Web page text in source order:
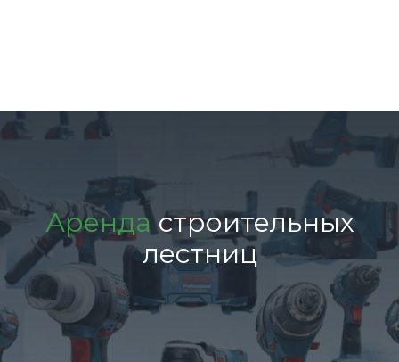
Арендастроительных
лестниц